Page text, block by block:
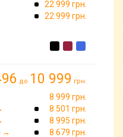
22 999 грн.
22 999 грн.
до 10 999 грн.
8 999 грн.
8 501 грн.
8 995 грн.
→ 8 679 грн.